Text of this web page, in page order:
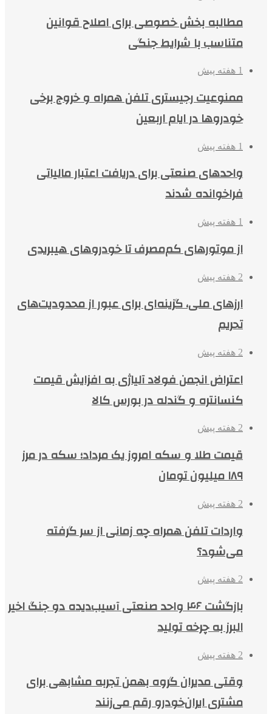
مطالبه بخش خصوصی برای اصلاح قوانین
متناسب با شرایط جنگی
1 هفته پیش
ممنوعیت رجیستری تلفن همراه و خروج برخی
خودروها در ایام اربعین
1 هفته پیش
واحدهای صنعتی برای دریافت اعتبار مالیاتی
فراخوانده شدند
1 هفته پیش
از موتورهای کم‌مصرف تا خودروهای هیبریدی
2 هفته پیش
ارزهای ملی، گزینه‌ای برای عبور از محدودیت‌های
تحریم
2 هفته پیش
اعتراض انجمن فولاد آلیاژی به افزایش قیمت
کنسانتره و گندله در بورس کالا
2 هفته پیش
قیمت طلا و سکه امروز یک مرداد؛ سکه در مرز
۱۸۹ میلیون تومان
2 هفته پیش
واردات تلفن همراه چه زمانی از سر گرفته
می‌شود؟
2 هفته پیش
بازگشت ۴۶ واحد صنعتی آسیب‌دیده دو جنگ اخیر
البرز به چرخه تولید
2 هفته پیش
وقتی مدیران گروه بهمن تجربه مشابهی برای
مشتری ایران‌خودرو رقم می‌زنند